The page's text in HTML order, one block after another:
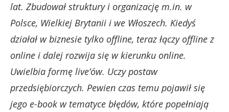
lat. Zbudował struktury i organizację m.in. w
Polsce, Wielkiej Brytanii i we Włoszech. Kiedyś
działał w biznesie tylko offline, teraz łączy offline z
online i dalej rozwija się w kierunku online.
Uwielbia formę live’ów. Uczy postaw
przedsiębiorczych. Pewien czas temu pojawił się
jego e-book w tematyce błędów, które popełniają